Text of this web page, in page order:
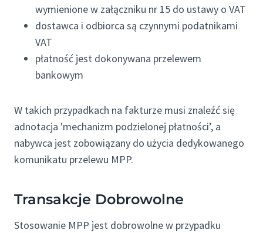
wymienione w załączniku nr 15 do ustawy o VAT
dostawca i odbiorca są czynnymi podatnikami
VAT
płatność jest dokonywana przelewem
bankowym
W takich przypadkach na fakturze musi znaleźć się
adnotacja 'mechanizm podzielonej płatności’, a
nabywca jest zobowiązany do użycia dedykowanego
komunikatu przelewu MPP.
Transakcje Dobrowolne
Stosowanie MPP jest dobrowolne w przypadku